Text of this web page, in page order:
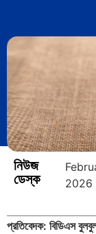
নিউজ
ডেস্ক
2026
প্রতিবেদক: বিডিএস